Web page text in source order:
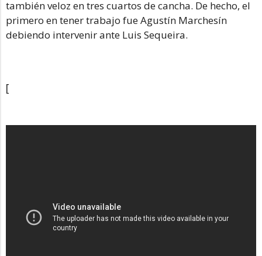
también veloz en tres cuartos de cancha. De hecho, el
primero en tener trabajo fue Agustín Marchesín
debiendo intervenir ante Luis Sequeira.
[